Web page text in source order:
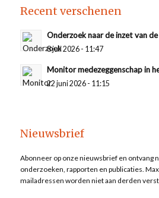
Recent verschenen
Onderzoek naar de inzet van
8 juli 2026 - 11:47
Monitor medezeggenschap in
22 juni 2026 - 11:15
Nieuwsbrief
Abonneer op onze nieuwsbrief en ontvang
onderzoeken, rapporten en publicaties.
mailadressen worden niet aan derden